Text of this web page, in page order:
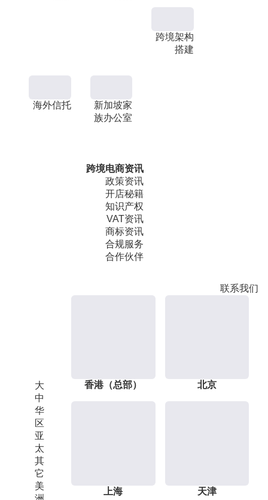
跨境架构
搭建
海外信托
新加坡家
族办公室
跨境电商资讯
政策资讯
开店秘籍
知识产权
VAT资讯
商标资讯
合规服务
合作伙伴
联系我们
大
中
华
区
亚
太
其
它
美
香港（总部） 北京
上海 天津